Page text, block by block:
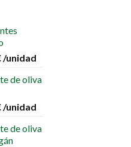
/unidad
de oliva
/unidad
de oliva